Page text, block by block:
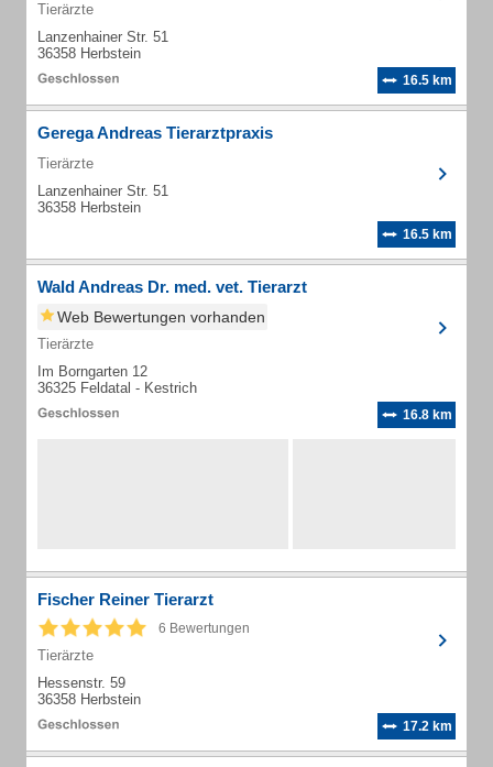
Tierärzte
Lanzenhainer Str. 51
36358 Herbstein
16.5 km
Gerega Andreas Tierarztpraxis
Tierärzte
Lanzenhainer Str. 51
36358 Herbstein
16.5 km
Wald Andreas Dr. med. vet. Tierarzt
Web Bewertungen vorhanden
Tierärzte
Im Borngarten 12
36325 Feldatal - Kestrich
16.8 km
Fischer Reiner Tierarzt
6 Bewertungen
Tierärzte
Hessenstr. 59
36358 Herbstein
17.2 km